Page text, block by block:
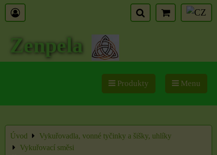
Zenpela
Produkty Menu
Úvod
Vykuřovadla, vonné tyčinky a šišky, uhlíky
Vykuřovací směsi